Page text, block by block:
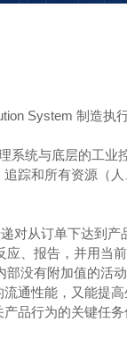
System 制造执
系统与底层的工
踪和所有资源（
对从订单下达到
应、报告，并用当
部没有附加值的活
通性能，又能提
品行为的关键任